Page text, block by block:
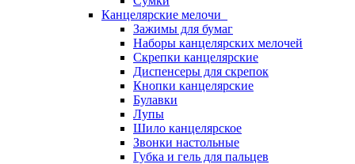
Канцелярские мелочи
Зажимы для бумаг
Наборы канцелярских мелочей
Скрепки канцелярские
Диспенсеры для скрепок
Кнопки канцелярские
Булавки
Лупы
Шило канцелярское
Звонки настольные
Губка и гель для пальцев